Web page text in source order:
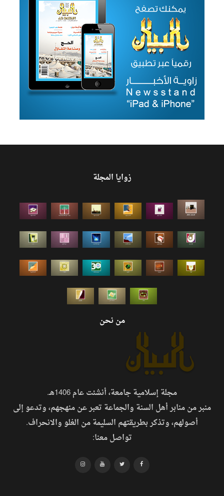
زوايا المجلة
من نحن
مجلة إسلامية جامعة، أنشئت عام 1406هـ.
منبر من منابر أهل السنة والجماعة تعبر عن منهجهم، وتدعو إلى
أصولهم، وتذكر بطريقتهم السليمة من الغلو والانحراف.
تواصل معنا: